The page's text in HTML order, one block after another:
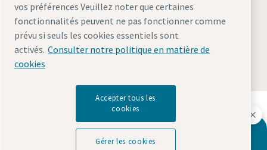
Vous souhaitez en savoir plus sur nos
Mentions légales et politique de confidentialité
Gérer les cookiesAccessibilitéPlan du site
© 2026 Atlas Copco (Schweiz) AG & Atlas Copco IAS GmbH
Découvrez comment le groupe Atlas Copco met en
œuvre une technologie qui transforme l'avenir.
Visitez le site Web Atlas Copco Group
vos préférences Veuillez noter que certaines
fonctionnalités peuvent ne pas fonctionner comme
prévu si seuls les cookies essentiels sont
activés. Consulter notre politique en matière de
cookies
Accepter tous les
cookies
Gérer les cookies